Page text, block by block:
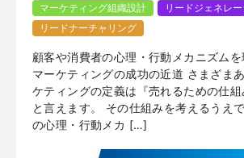
マーケティング組織設計
リードジェネレ
リードナーチャリング
顧客や消費者の心理・行動メカニズム
マーケティングの成功の近道 さまざま
ケティングの定義は『売れるための仕組
と言えます。 その仕組みを考えるうえ
の心理・行動メカ […]